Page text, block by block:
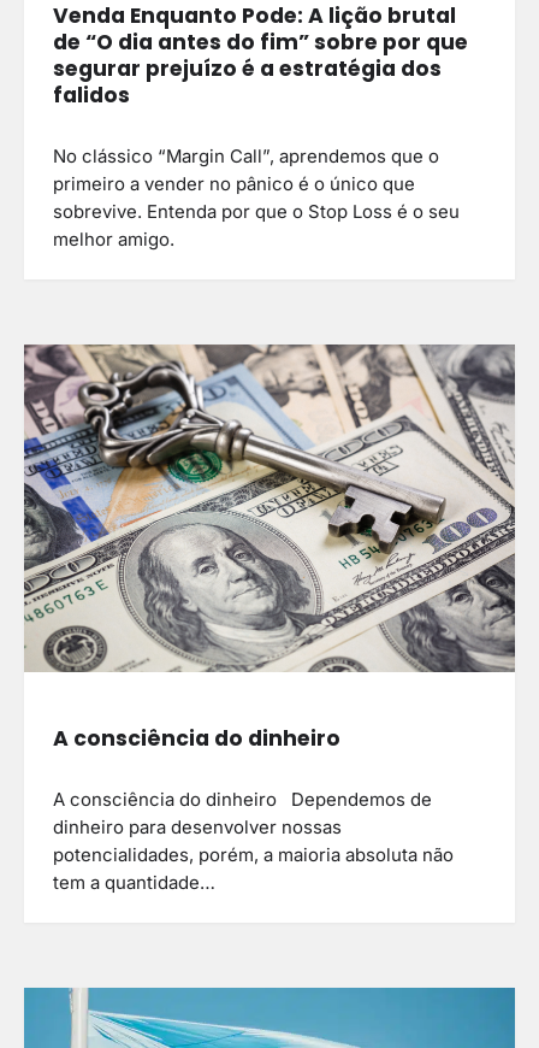
Venda Enquanto Pode: A lição brutal
de “O dia antes do fim” sobre por que
segurar prejuízo é a estratégia dos
falidos
No clássico “Margin Call”, aprendemos que o
primeiro a vender no pânico é o único que
sobrevive. Entenda por que o Stop Loss é o seu
melhor amigo.
A consciência do dinheiro
A consciência do dinheiro Dependemos de
dinheiro para desenvolver nossas
potencialidades, porém, a maioria absoluta não
tem a quantidade…